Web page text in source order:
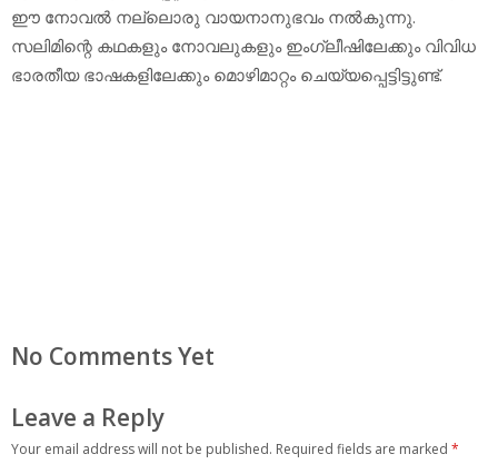
ഈ നോവല്‍ നല്ലൊരു വായനാനുഭവം നല്‍കുന്നു.
സലിമിന്റെ കഥകളും നോവലുകളും ഇംഗ്ലീഷിലേക്കും വിവിധ
ഭാരതീയ ഭാഷകളിലേക്കും മൊഴിമാറ്റം ചെയ്യപ്പെട്ടിട്ടുണ്ട്.
No Comments Yet
Leave a Reply
Your email address will not be published. Required fields are marked *